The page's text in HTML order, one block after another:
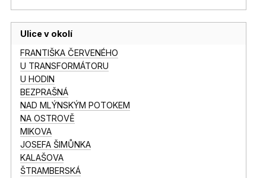
Ulice v okolí
FRANTIŠKA ČERVENÉHO
U TRANSFORMÁTORU
U HODIN
BEZPRAŠNÁ
NAD MLÝNSKÝM POTOKEM
NA OSTROVĚ
MIKOVA
JOSEFA ŠIMŮNKA
KALAŠOVA
ŠTRAMBERSKÁ